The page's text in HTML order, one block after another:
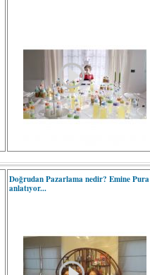
Doğrudan Pazarlama nedir? Emine Pura
anlatıyor...